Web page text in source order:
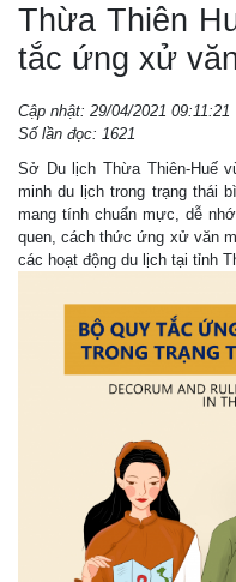
Thừa Thiên
tắc ứng xử
Cập nhật: 29/04/2021 09:11:21
Số lần đọc: 1621
Sở Du lịch Thừa Thiên-Huế
minh du lịch trong trạng thái
mang tính chuẩn mực, dễ
quen, cách thức ứng xử văn
các hoạt động du lịch tại tỉnh